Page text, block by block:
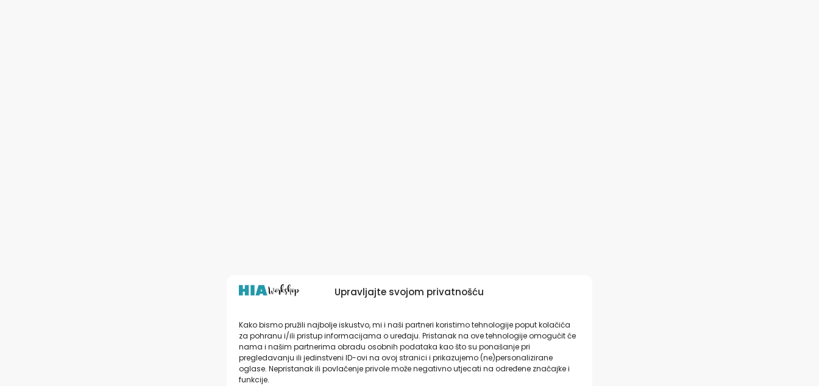
Upravljajte svojom privatnošću
Kako bismo pružili najbolje iskustvo, mi i naši partneri koristimo tehnologije poput kolačića
za pohranu i/ili pristup informacijama o uređaju. Pristanak na ove tehnologije omogućit će
nama i našim partnerima obradu osobnih podataka kao što su ponašanje pri
pregledavanju ili jedinstveni ID-ovi na ovoj stranici i prikazujemo (ne)personalizirane
oglase. Nepristanak ili povlačenje privole može negativno utjecati na određene značajke i
funkcije.